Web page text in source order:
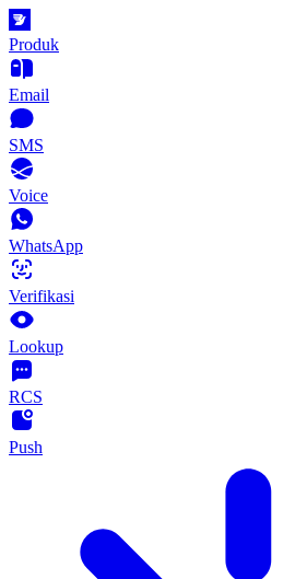
Produk
Email
SMS
Voice
WhatsApp
Verifikasi
Lookup
RCS
Push